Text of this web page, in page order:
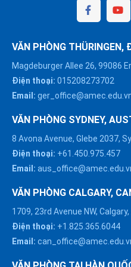
VĂN PHÒNG THÜRINGEN,
Magdeburger Allee 26, 99086
Điện thoại: 015208273702
Email:
VĂN PHÒNG SYDNEY,
8 Avona Avenue, Glebe 2037,
Điện thoại: +61.450.975.457
Email:
VĂN PHÒNG CALGARY,
1709, 23rd Avenue NW,
Điện thoại: +1.825.365.6044
Email: